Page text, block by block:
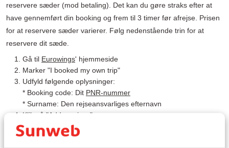
reservere sæder (mod betaling). Det kan du gøre straks efter at
have gennemført din booking og frem til 3 timer før afrejse. Prisen
for at reservere sæder varierer. Følg nedenstående trin for at
reservere dit sæde.
Gå til Eurowings' hjemmeside
Marker "I booked my own trip"
Udfyld følgende oplysninger:
* Booking code: Dit PNR-nummer
* Surname: Den rejseansvarliges efternavn
Klik på "Add services"
Vælg "Seat" og følg de videre trin på skærmen
Betal sædereservationen direkte til Eurowings